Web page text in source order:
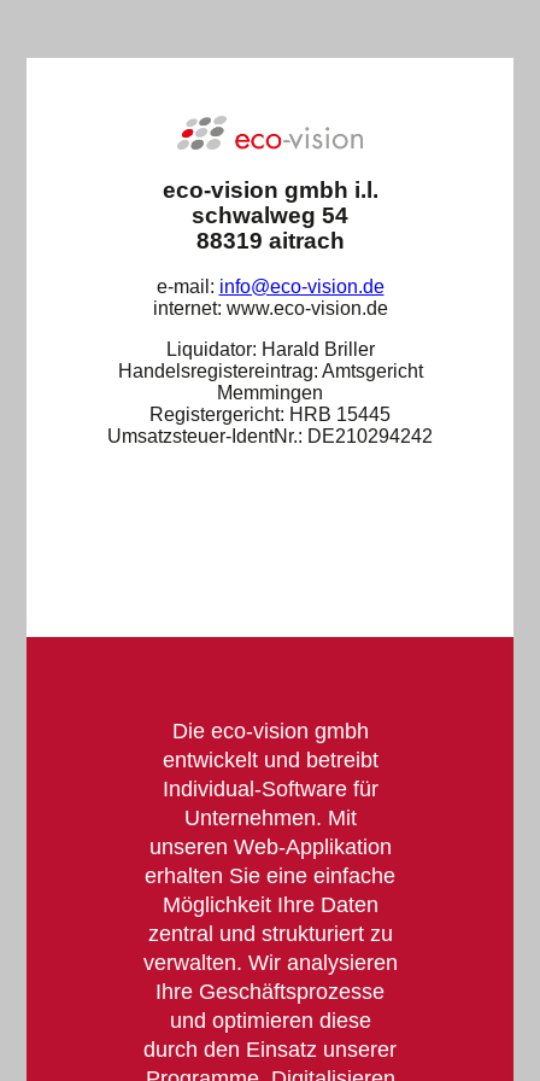
eco-vision gmbh i.l.
schwalweg 54
88319 aitrach
e-mail: info@eco-vision.de
internet: www.eco-vision.de
Liquidator: Harald Briller
Handelsregistereintrag: Amtsgericht
Memmingen
Registergericht: HRB 15445
Umsatzsteuer-IdentNr.: DE210294242
Die eco-vision gmbh
entwickelt und betreibt
Individual-Software für
Unternehmen. Mit
unseren Web-Applikation
erhalten Sie eine einfache
Möglichkeit Ihre Daten
zentral und strukturiert zu
verwalten. Wir analysieren
Ihre Geschäftsprozesse
und optimieren diese
durch den Einsatz unserer